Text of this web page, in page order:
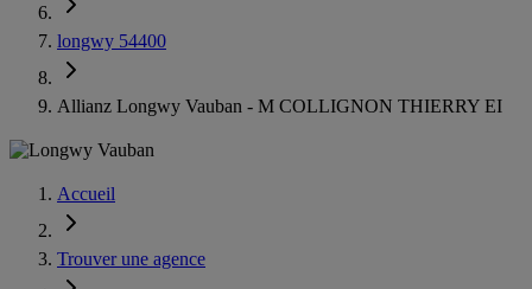
longwy 54400
Allianz Longwy Vauban - M COLLIGNON THIERRY EI
Accueil
Trouver une agence